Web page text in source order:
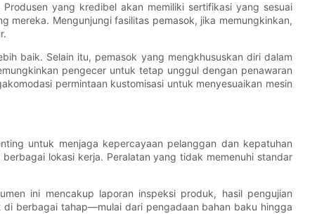
yang kredibel akan memiliki sertifikasi yang sesuai
mereka. Mengunjungi fasilitas pemasok, jika memungkinkan,
baik. Selain itu, pemasok yang mengkhususkan diri dalam
pengecer untuk tetap unggul dengan penawaran
permintaan kustomisasi untuk menyesuaikan mesin
untuk menjaga kepercayaan pelanggan dan kepatuhan
lokasi kerja. Peralatan yang tidak memenuhi standar
ini mencakup laporan inspeksi produk, hasil pengujian
berbagai tahap—mulai dari pengadaan bahan baku hingga